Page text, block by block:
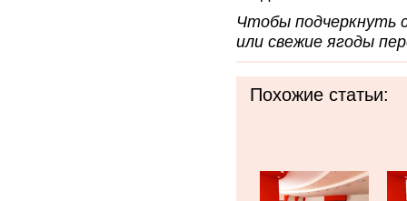
Чтобы подчеркнуть
или свежие ягоды
Похожие статьи: